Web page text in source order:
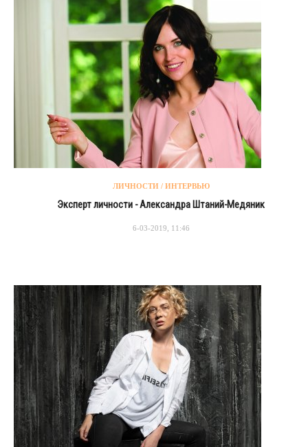
ЛИЧНОСТИ / ИНТЕРВЬЮ
Эксперт личности - Александра Штаний-Медяник
6-03-2019, 11:46